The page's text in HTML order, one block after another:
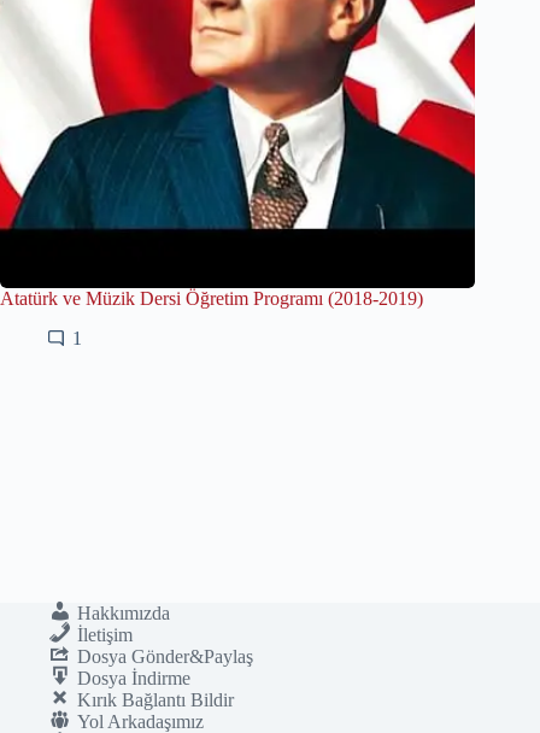
Atatürk ve Müzik Dersi Öğretim Programı (2018-2019)
1
Hakkımızda
İletişim
Dosya Gönder&Paylaş
Dosya İndirme
Kırık Bağlantı Bildir
Yol Arkadaşımız